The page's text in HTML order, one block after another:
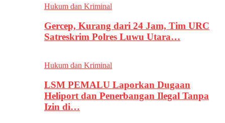
Hukum dan Kriminal
Gercep, Kurang dari 24 Jam, Tim URC
Satreskrim Polres Luwu Utara…
Hukum dan Kriminal
LSM PEMALU Laporkan Dugaan
Heliport dan Penerbangan Ilegal Tanpa
Izin di…